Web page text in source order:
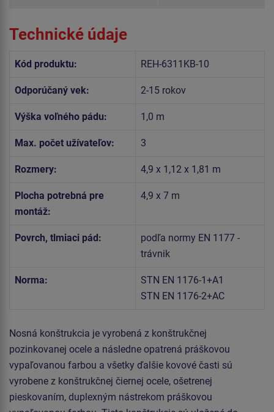
Technické údaje
Kód produktu: REH-6311KB-10
Odporúčaný vek: 2-15 rokov
Výška voľného pádu: 1,0 m
Max. počet užívateľov: 3
Rozmery: 4,9 x 1,12 x 1,81 m
Plocha potrebná pre
montáž:
4,9 x 7 m
Povrch, tlmiaci pád:
podľa normy EN 1177 -
trávnik
Norma:
STN EN 1176-1+A1
STN EN 1176-2+AC
Nosná konštrukcia je vyrobená z konštrukčnej
pozinkovanej ocele a následne opatrená práškovou
vypaľovanou farbou a všetky ďalšie kovové časti sú
vyrobene z konštrukčnej čiernej ocele, ošetrenej
pieskovaním, duplexným nástrekom práškovou